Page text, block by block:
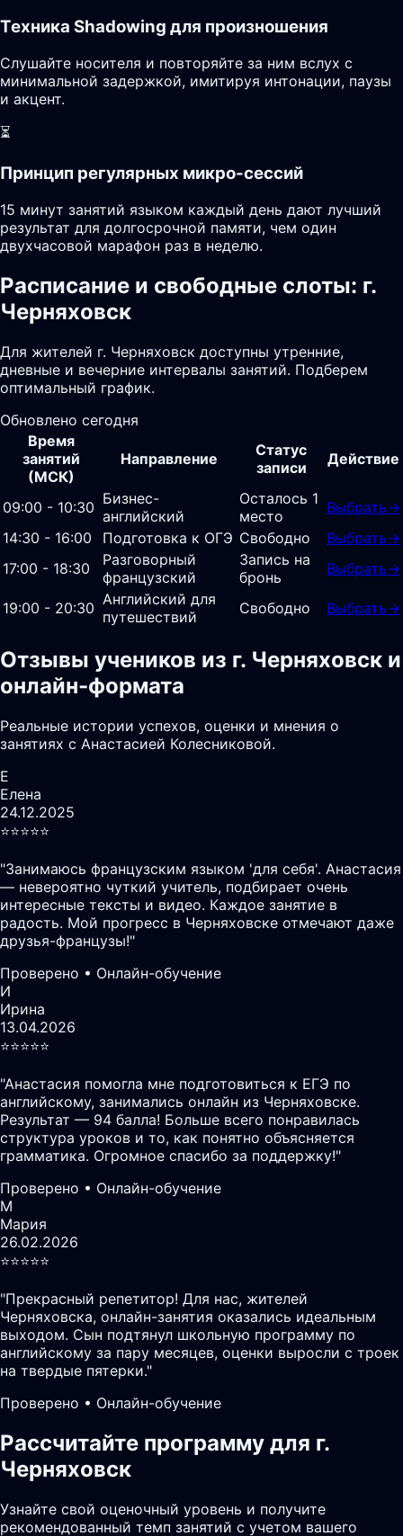
Техника Shadowing для произношения
Слушайте носителя и повторяйте за ним вслух с
минимальной задержкой, имитируя интонации, паузы
и акцент.
⏳
Принцип регулярных микро-сессий
15 минут занятий языком каждый день дают лучший
результат для долгосрочной памяти, чем один
двухчасовой марафон раз в неделю.
Расписание и свободные слоты: г.
Черняховск
Для жителей г. Черняховск доступны утренние,
дневные и вечерние интервалы занятий. Подберем
оптимальный график.
Обновлено сегодня
Время
занятий
(МСК)
Направление
Статус
записи
Действие
09:00 - 10:30 Бизнес-
английский
Осталось 1
место
Выбрать→
14:30 - 16:00
Подготовка к ОГЭ Свободно Выбрать→
17:00 - 18:30
Разговорный
французский
Запись на
бронь
Выбрать→
19:00 - 20:30 Английский для
путешествий
Свободно Выбрать→
Отзывы учеников из г. Черняховск и
онлайн-формата
Реальные истории успехов, оценки и мнения о
занятиях с Анастасией Колесниковой.
Е
Елена
24.12.2025
⭐️⭐️⭐️⭐️⭐️
"Занимаюсь французским языком 'для себя'. Анастасия
— невероятно чуткий учитель, подбирает очень
интересные тексты и видео. Каждое занятие в
радость. Мой прогресс в Черняховске отмечают даже
друзья-французы!"
Проверено • Онлайн-обучение
И
Ирина
13.04.2026
⭐️⭐️⭐️⭐️⭐️
"Анастасия помогла мне подготовиться к ЕГЭ по
английскому, занимались онлайн из Черняховске.
Результат — 94 балла! Больше всего понравилась
структура уроков и то, как понятно объясняется
грамматика. Огромное спасибо за поддержку!"
Проверено • Онлайн-обучение
М
Мария
26.02.2026
⭐️⭐️⭐️⭐️⭐️
"Прекрасный репетитор! Для нас, жителей
Черняховска, онлайн-занятия оказались идеальным
выходом. Сын подтянул школьную программу по
английскому за пару месяцев, оценки выросли с троек
на твердые пятерки."
Проверено • Онлайн-обучение
Рассчитайте программу для г.
Черняховск
Узнайте свой оценочный уровень и получите
рекомендованный темп занятий с учетом вашего